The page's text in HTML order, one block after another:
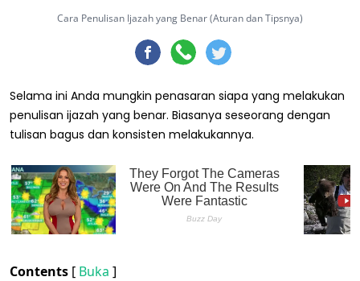
Cara Penulisan Ijazah yang Benar (Aturan dan Tipsnya)
Selama ini Anda mungkin penasaran siapa yang melakukan
penulisan ijazah yang benar. Biasanya seseorang dengan
tulisan bagus dan konsisten melakukannya.
Contents [ Buka ]